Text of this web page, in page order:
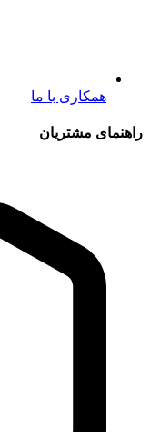
همکاری با ما
راهنمای مشتریان